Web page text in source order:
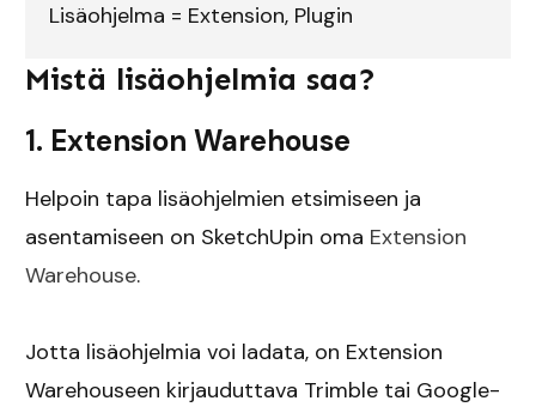
Lisäohjelma = Extension, Plugin
Mistä lisäohjelmia saa?
1. Extension Warehouse
Helpoin tapa lisäohjelmien etsimiseen ja
asentamiseen on SketchUpin oma Extension
Warehouse.
Jotta lisäohjelmia voi ladata, on Extension
Warehouseen kirjauduttava Trimble tai Google-